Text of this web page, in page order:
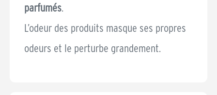
parfumés.
L’odeur des produits masque ses propres
odeurs et le perturbe grandement.